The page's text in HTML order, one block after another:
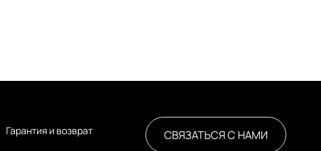
Гарантия и возврат СВЯЗАТЬСЯ С НАМИ